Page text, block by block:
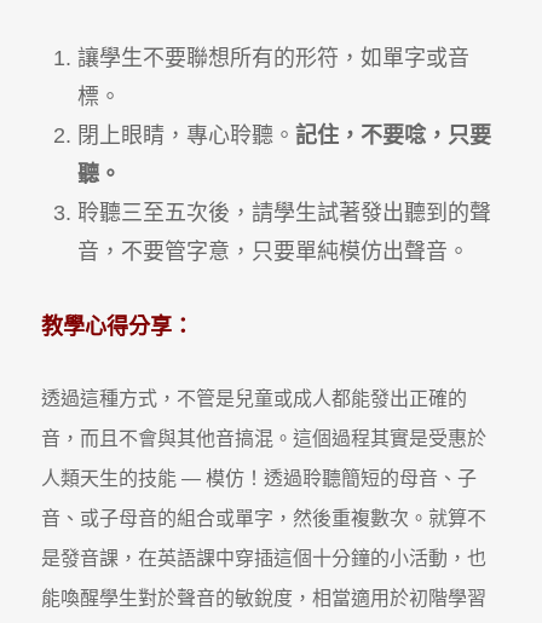
讓學生不要聯想所有的形符，如單字或音
標。
閉上眼睛，專心聆聽。 記住，不要唸，只要
聽。
聆聽三至五次後，請學生試著發出聽到的聲
音，不要管字意，只要單純模仿出聲音。
教學心得分享：
透過這種方式，不管是兒童或成人都能發出正確的
音，而且不會與其他音搞混。這個過程其實是受惠於
人類天生的技能 — 模仿！透過聆聽簡短的母音、子
音、或子母音的組合或單字，然後重複數次。就算不
是發音課，在英語課中穿插這個十分鐘的小活動，也
能喚醒學生對於聲音的敏銳度，相當適用於初階學習